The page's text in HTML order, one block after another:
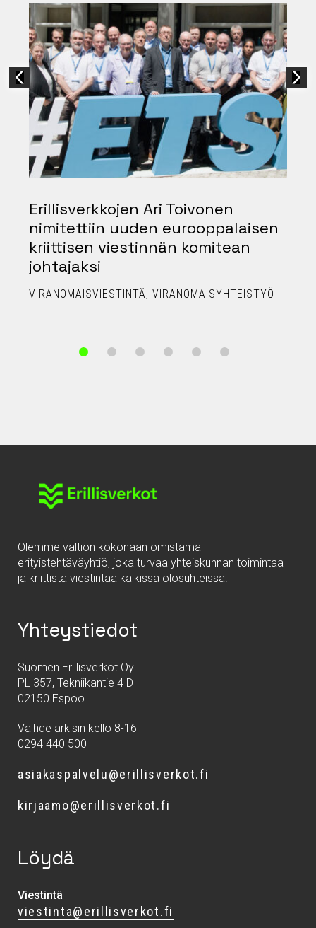
Erillisverkkojen Ari Toivonen
nimitettiin uuden eurooppalaisen
kriittisen viestinnän komitean
johtajaksi
VIRANOMAISVIESTINTÄ VIRANOMAISYHTEISTYÖ
Olemme valtion kokonaan omistama
erityistehtäväyhtiö, joka turvaa yhteiskunnan toimintaa
ja kriittistä viestintää kaikissa olosuhteissa.
Yhteystiedot
Suomen Erillisverkot Oy
PL 357, Tekniikantie 4 D
02150 Espoo
Vaihde arkisin kello 8-16
0294 440 500
asiakaspalvelu@erillisverkot.fi
kirjaamo@erillisverkot.fi
Löydä
Viestintä
viestinta@erillisverkot.fi